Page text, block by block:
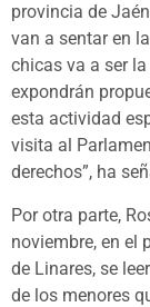
provincia de
van a sentar en
chicas va a ser
expondrán
esta actividad
visita al
derechos”, ha
Por otra parte,
noviembre, en el
de Linares, se
de los menores